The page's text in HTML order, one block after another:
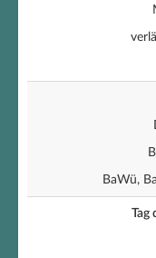
BaWü,
Tag